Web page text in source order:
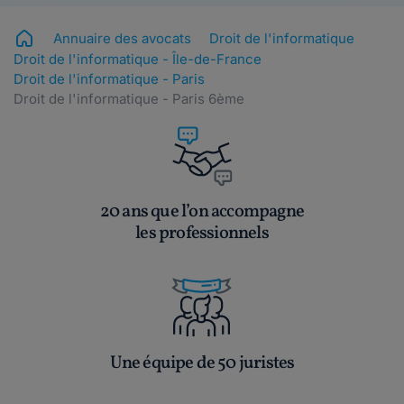
Annuaire des avocats
Droit de l'informatique
Droit de l'informatique - Île-de-France
Droit de l'informatique - Paris
Droit de l'informatique - Paris 6ème
20 ans que l’on accompagne
les professionnels
Une équipe de 50 juristes